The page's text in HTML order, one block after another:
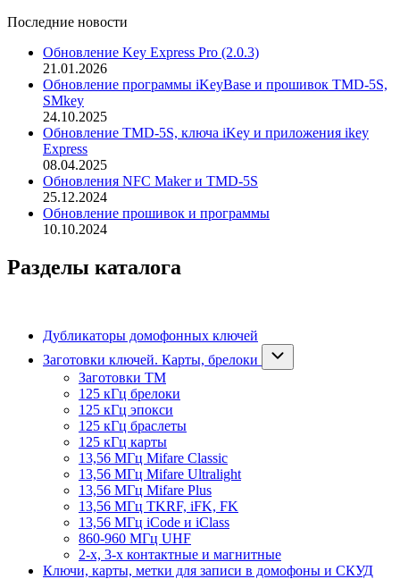
Последние новости
Обновление Key Express Pro (2.0.3)
21.01.2026
Обновление программы iKeyBase и прошивок TMD-5S,
SMkey
24.10.2025
Обновление TMD-5S, ключа iKey и приложения ikey
Express
08.04.2025
Обновления NFC Maker и TMD-5S
25.12.2024
Обновление прошивок и программы
10.10.2024
Разделы каталога
Дубликаторы домофонных ключей
Заготовки ключей. Карты, брелоки
Заготовки ТМ
125 кГц брелоки
125 кГц эпокси
125 кГц браслеты
125 кГц карты
13,56 МГц Mifare Classic
13,56 МГц Mifare Ultralight
13,56 МГц Mifare Plus
13,56 МГц TKRF, iFK, FK
13,56 МГц iCode и iClass
860-960 МГц UHF
2-х, 3-х контактные и магнитные
Ключи, карты, метки для записи в домофоны и СКУД